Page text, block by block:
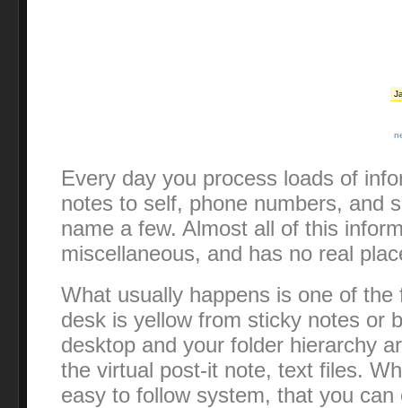
Every day you process loads of
notes to self, phone numbers, and
name a few. Almost all of this
miscellaneous, and has no real
What usually happens is one of the
desk is yellow from sticky notes or
desktop and your folder hierarchy
the virtual post-it note, text files.
easy to follow system, that you can